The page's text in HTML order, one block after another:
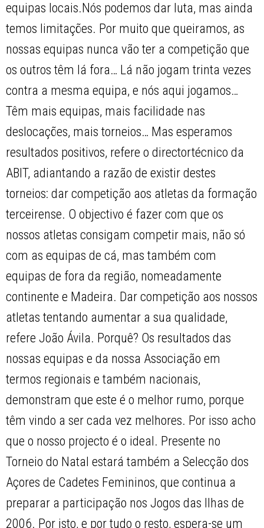
equipas locais.Nós podemos dar luta, mas ainda
temos limitações. Por muito que queiramos, as
nossas equipas nunca vão ter a competição que
os outros têm lá fora… Lá não jogam trinta vezes
contra a mesma equipa, e nós aqui jogamos…
Têm mais equipas, mais facilidade nas
deslocações, mais torneios… Mas esperamos
resultados positivos, refere o directortécnico da
ABIT, adiantando a razão de existir destes
torneios: dar competição aos atletas da formação
terceirense. O objectivo é fazer com que os
nossos atletas consigam competir mais, não só
com as equipas de cá, mas também com
equipas de fora da região, nomeadamente
continente e Madeira. Dar competição aos nossos
atletas tentando aumentar a sua qualidade,
refere João Ávila. Porquê? Os resultados das
nossas equipas e da nossa Associação em
termos regionais e também nacionais,
demonstram que este é o melhor rumo, porque
têm vindo a ser cada vez melhores. Por isso acho
que o nosso projecto é o ideal. Presente no
Torneio do Natal estará também a Selecção dos
Açores de Cadetes Femininos, que continua a
preparar a participação nos Jogos das Ilhas de
2006. Por isto, e por tudo o resto, espera-se um